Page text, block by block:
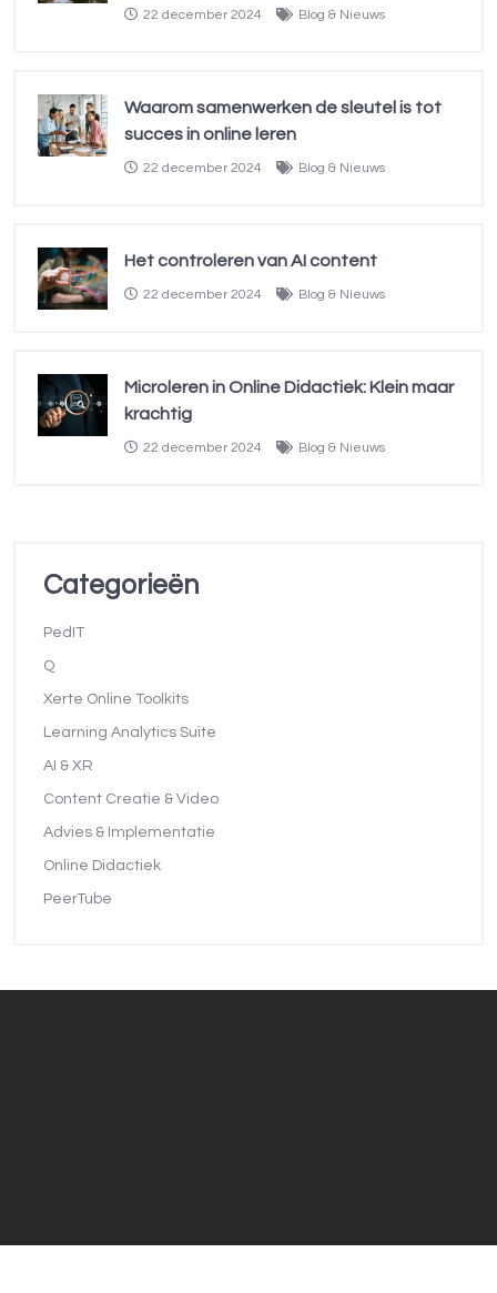
22 december 2024 Blog & Nieuws
Waarom samenwerken de sleutel is tot
succes in online leren
22 december 2024 Blog & Nieuws
Het controleren van AI content
22 december 2024 Blog & Nieuws
Microleren in Online Didactiek: Klein maar
krachtig
22 december 2024 Blog & Nieuws
Categorieën
PedIT
Q
Xerte Online Toolkits
Learning Analytics Suite
AI & XR
Content Creatie & Video
Advies & Implementatie
Online Didactiek
PeerTube